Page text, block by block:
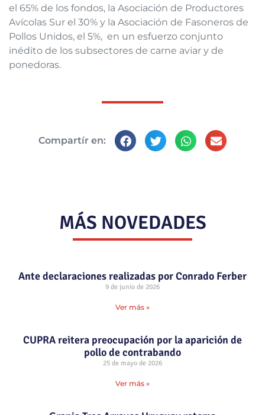
el 65% de los fondos, la Asociación de Productores
Avícolas Sur el 30% y la Asociación de Fasoneros de
Pollos Unidos, el 5%, en un esfuerzo conjunto
inédito de los subsectores de carne aviar y de
ponedoras.
Compartír en:
MÁS NOVEDADES
Ante declaraciones realizadas por Conrado Ferber
9 de junio de 2026
Ver más »
CUPRA reitera preocupación por la aparición de
pollo de contrabando
25 de mayo de 2026
Ver más »